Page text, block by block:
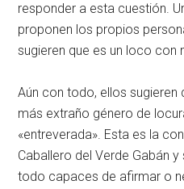
responder a esta cuestión.
proponen los propios
sugieren que es un loco con
Aún con todo, ellos sugieren
más extraño género de
«entreverada». Esta es la
Caballero del Verde Gabán y
todo capaces de afirmar o